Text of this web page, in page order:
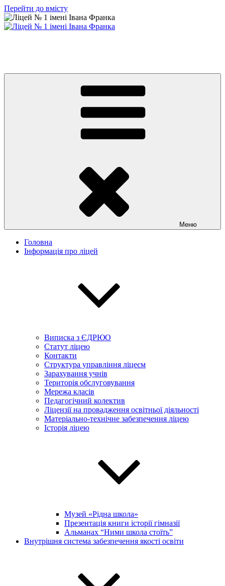
Перейти до вмісту
Меню
Головна
Інформація про ліцей
Виписка з ЄДРЮО
Статут ліцею
Контакти
Структура управління ліцеєм
Зарахування учнів
Територія обслуговування
Мережа класів
Педагогічний колектив
Ліцензії на провадження освітньої діяльності
Матеріально-технічне забезпечення ліцею
Історія ліцею
Музей «Рідна школа»
Презентація книги історії гімназії
Альманах “Ними школа стоїть”
Внутрішня система забезпечення якості освіти